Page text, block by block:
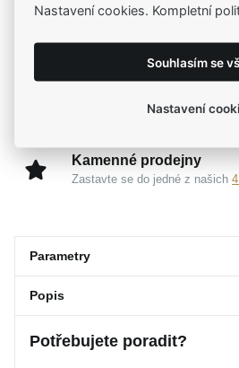
Široký výběr produktů
Certifikáty původu a kvality k
Kamenné prodejny
Zastavte se do jedné z našich
Parametry
Parametry a
Značka
Popis
Popis
Potřebujete poradit?
Nastavení cookies. Kompletní
Souhlasím se
Nastavení